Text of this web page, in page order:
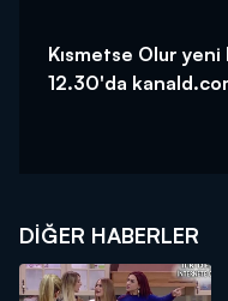
Kısmetse Olur
12.30'da
DIĞER HABERLER